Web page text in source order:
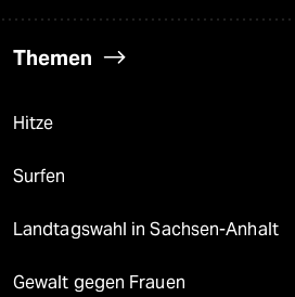
Themen
Hitze
Surfen
Landtagswahl in Sachsen-Anhalt
Gewalt gegen Frauen